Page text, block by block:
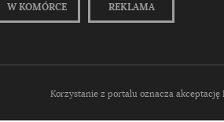
W KOMÓRCE REKLAMA
Korzystanie z portalu oznacza akceptację